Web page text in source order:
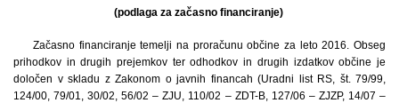
(podlaga za začasno financiranje)
Začasno financiranje temelji na proračunu občine za leto 2016. Obseg
prihodkov in drugih prejemkov ter odhodkov in drugih izdatkov občine je
določen v skladu z Zakonom o javnih financah (Uradni list RS, št. 79/99,
124/00, 79/01, 30/02, 56/02 – ZJU, 110/02 – ZDT-B, 127/06 – ZJZP, 14/07 –